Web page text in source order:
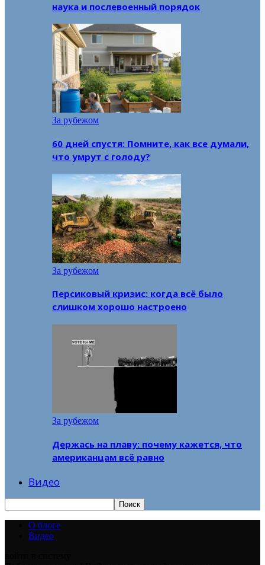
наука и послевоенный порядок
За рубежом
60 дней спустя: Помните, как все думали,
что умрут с голоду?
За рубежом
Персиковый кризис: когда всё было
слишком хорошо настроено
За рубежом
Держась на плаву: почему кажется, что
американцам всё равно
Видео
О блоге
Видео